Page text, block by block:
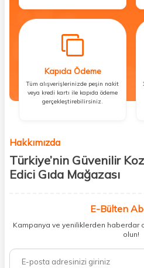
Kapıda Ödeme
Tüm alışverişlerinizde peşin nakit
veya kredi kartı ile kapıda ödeme
gerçekleştirebilirsiniz.
Hakkımızda
Türkiye’nin Güvenilir
Edici Gıda Mağazası
kişisel bakım hem de takviye edici
buluşturuyoruz. Artık mağaza mağaza
ihtiyacınız olan her şeyi tek bir çatı
%100 orijinal kozmetik ve sağlık
E-Bülten
Kampanya ve yeniliklerden haberdar
olun!